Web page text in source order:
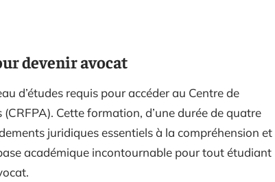
devenir avocat
d’études requis pour accéder au Centre de
Cette formation, d’une durée de quatre
juridiques essentiels à la compréhension et
académique incontournable pour tout étudiant